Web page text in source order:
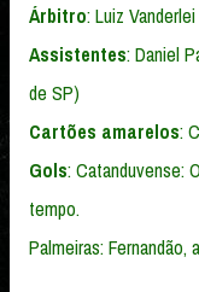
Árbitro: Luiz
Assistentes: Daniel
de SP)
Cartões amarelos:
Gols: Catanduvense:
tempo.
Palmeiras: